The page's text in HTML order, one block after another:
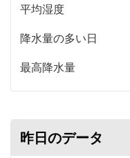
平均湿度
降水量の多い日
最高降水量
昨日のデータ